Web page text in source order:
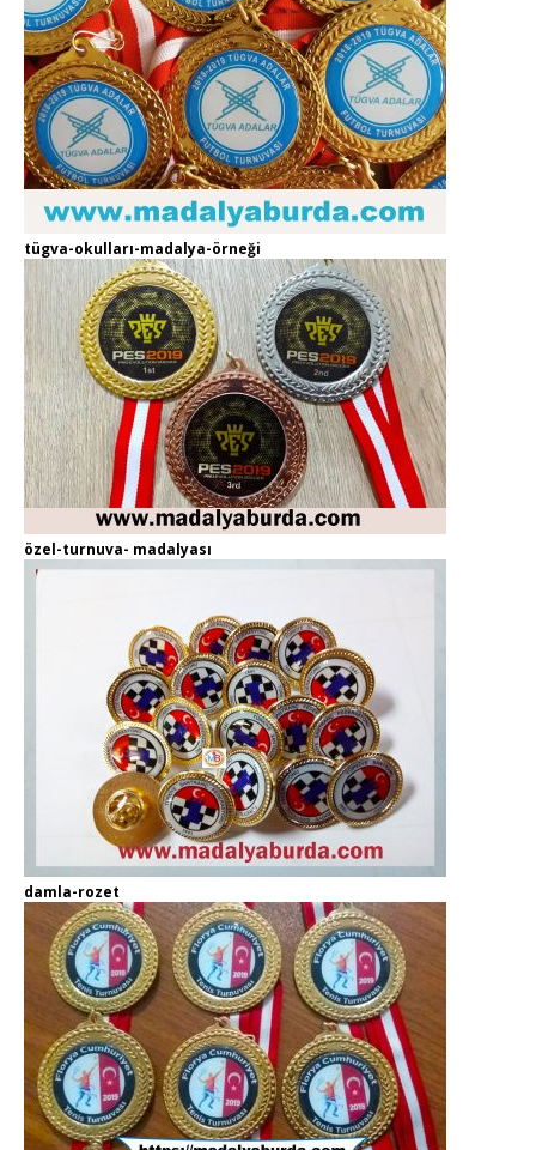
tügva-okulları-madalya-örneği
özel-turnuva- madalyası
damla-rozet